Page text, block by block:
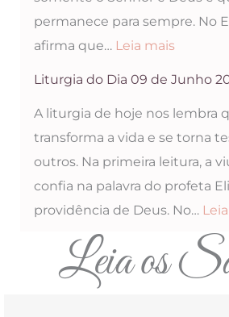
permanece para sempre. No
afirma que… Leia mais:
Dia
10
de
Junho
2026
Liturgia do Dia 09 de Junho
A liturgia de hoje nos lembra
transforma a vida e se torna
outros. Na primeira leitura, a
confia na palavra do profeta
providência de Deus. No…
Leia os